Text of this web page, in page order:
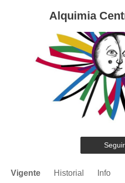
Alquimia
Seguir
Vigente Historial Info